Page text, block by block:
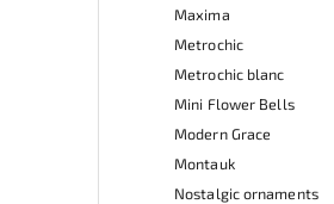
Maxima
Metrochic
Metrochic blanc
Mini Flower Bells
Modern Grace
Montauk
Nostalgic ornaments